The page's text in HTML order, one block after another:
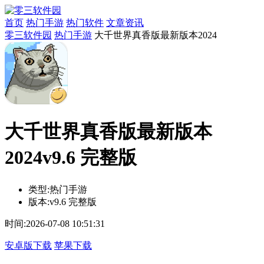
首页 热门手游 热门软件 文章资讯
零三软件园 热门手游 大千世界真香版最新版本2024
大千世界真香版最新版本
2024v9.6 完整版
类型:热门手游
版本:v9.6 完整版
时间:2026-07-08 10:51:31
安卓版下载 苹果下载